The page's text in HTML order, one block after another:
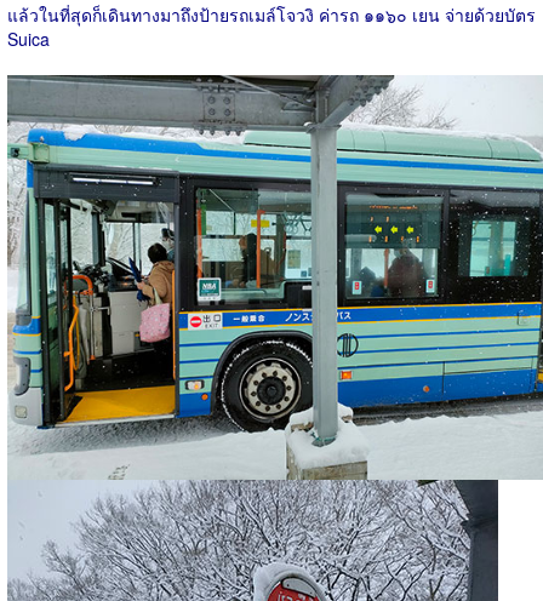
แล้วในที่สุดก็เดินทางมาถึงป้ายรถเมล์โจวงิ ค่ารถ ๑๑๖๐ เยน จ่ายด้วยบัตร
Suica